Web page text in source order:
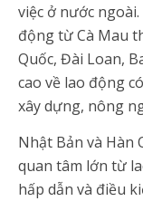
việc ở nước
động từ Cà Mau
Quốc, Đài Loan,
cao về lao động có
xây dựng, nông
Nhật Bản và Hàn
quan tâm lớn từ
hấp dẫn và điều